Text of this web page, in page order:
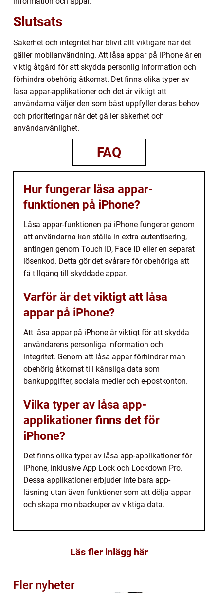
Slutsats
Säkerhet och integritet har blivit allt viktigare när det
gäller mobilanvändning. Att låsa appar på iPhone är en
viktig åtgärd för att skydda personlig information och
förhindra obehörig åtkomst. Det finns olika typer av
låsa appar-applikationer och det är viktigt att
användarna väljer den som bäst uppfyller deras behov
och prioriteringar när det gäller säkerhet och
användarvänlighet.
FAQ
Hur fungerar låsa appar-
funktionen på iPhone?
Låsa appar-funktionen på iPhone fungerar genom
att användarna kan ställa in extra autentisering,
antingen genom Touch ID, Face ID eller en separat
lösenkod. Detta gör det svårare för obehöriga att
få tillgång till skyddade appar.
Varför är det viktigt att låsa
appar på iPhone?
Att låsa appar på iPhone är viktigt för att skydda
användarens personliga information och
integritet. Genom att låsa appar förhindrar man
obehörig åtkomst till känsliga data som
bankuppgifter, sociala medier och e-postkonton.
Vilka typer av låsa app-
applikationer finns det för
iPhone?
Det finns olika typer av låsa app-applikationer för
iPhone, inklusive App Lock och Lockdown Pro.
Dessa applikationer erbjuder inte bara app-
låsning utan även funktioner som att dölja appar
och skapa molnbackuper av viktiga data.
Läs fler inlägg här
Fler nyheter